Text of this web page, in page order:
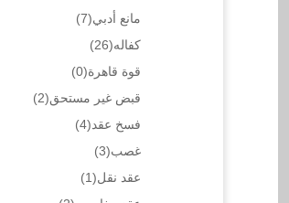
مانع أدبي(7)
كفاله(26)
قوة قاهرة(0)
قبض غير مستحق(2)
فسخ عقد(4)
غصب(3)
عقد نقل(1)